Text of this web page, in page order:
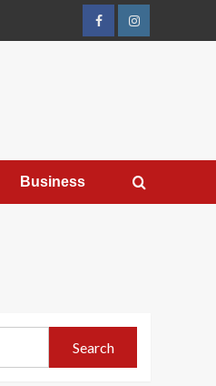
FacebookInstagram
Business
Search